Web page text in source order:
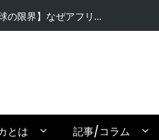
球の限界】なぜアフリ…
とは 記事/コラム